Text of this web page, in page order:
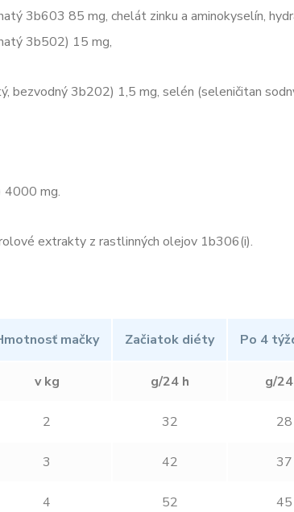
3b603 85 mg, chelát zinku a aminokyselín,
3b502) 15 mg,
bezvodný 3b202) 1,5 mg, selén (seleničitan
4000 mg.
extrakty z rastlinných olejov 1b306(i).
mačky Začiatok diéty Po 4
v kg g/24 h g/
2 32 28
3 42 37
4 52 45